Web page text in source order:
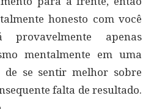
honesto com você
provavelmente apenas
mentalmente em uma
de se sentir melhor sobre
falta de resultado.